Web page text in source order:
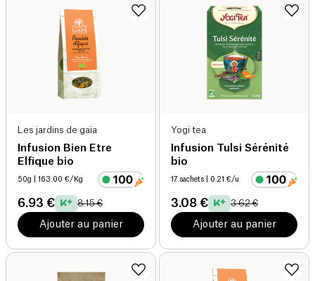
Les jardins de gaïa
Infusion Bien Etre
Elfique bio
50g | 163.00 €/Kg
6.93 € 8.15 €
Ajouter au panier
Yogi tea
Infusion Tulsi Sérénité
bio
17 sachets | 0.21 €/u
3.08 € 3.62 €
Ajouter au panier